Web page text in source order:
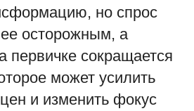
но спрос
осторожным, а
первичке сокращается
может усилить
и изменить фокус